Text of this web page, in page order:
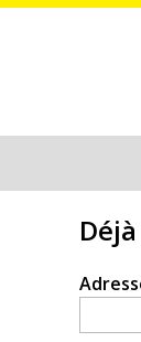
principaux